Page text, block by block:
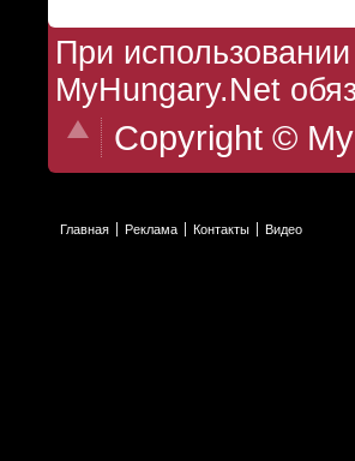
При
MyHungary.Net
Copyright ©
Главная Реклама Контакты Видео